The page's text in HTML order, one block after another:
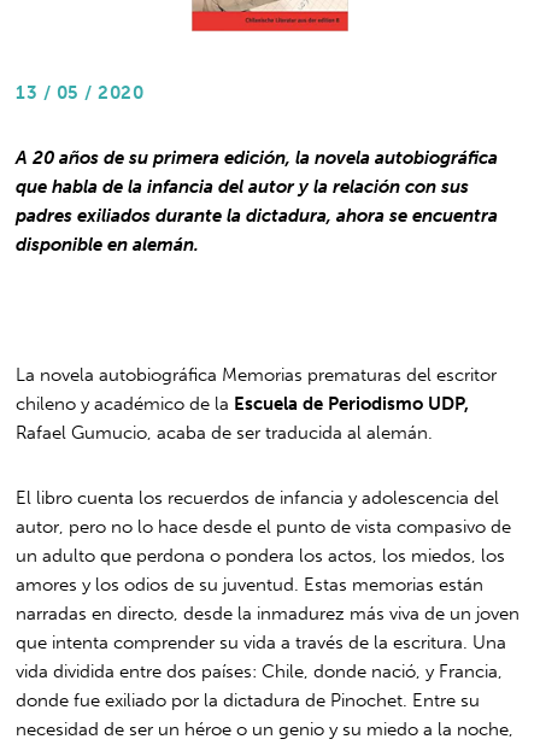
13 / 05 / 2020
A 20 años de su primera edición, la novela autobiográfica
que habla de la infancia del autor y la relación con sus
padres exiliados durante la dictadura, ahora se encuentra
disponible en alemán.
La novela autobiográfica Memorias prematuras del escritor
chileno y académico de la Escuela de Periodismo UDP,
Rafael Gumucio, acaba de ser traducida al alemán.
El librocuenta los recuerdos de infancia y adolescencia del
autor , pero no lo hace desde el punto de vista compasivo de
un adulto que perdona o pondera los actos, los miedos, los
amores y los odios de su juventud. Estas memorias están
narradas en directo, desde la inmadurez más viva de un joven
que intenta comprender su vida a través de la escritura. Una
vida dividida entre dos países: Chile, donde nació, y Francia,
donde fue exiliado por la dictadura de Pinochet. Entre su
necesidad de ser un héroe o un genio y su miedo a la noche,